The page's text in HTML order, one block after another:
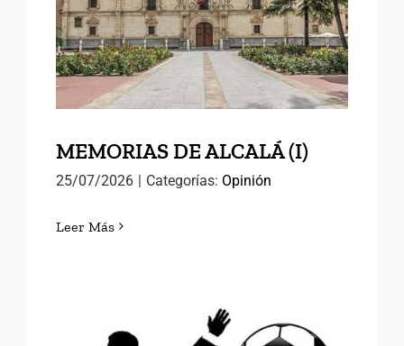
MEMORIAS DE ALCALÁ (I)
MEMORIAS DE ALCALÁ (I)
25/07/2026 | Categorías: Opinión
Leer Más